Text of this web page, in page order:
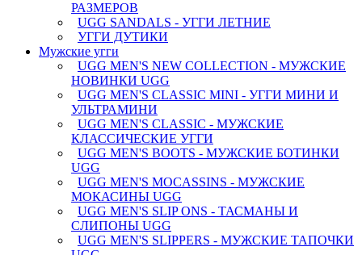
РАЗМЕРОВ
UGG SANDALS - УГГИ ЛЕТНИЕ
УГГИ ДУТИКИ
Мужские угги
UGG MEN'S NEW COLLECTION - МУЖСКИЕ
НОВИНКИ UGG
UGG MEN'S CLASSIC MINI - УГГИ МИНИ И
УЛЬТРАМИНИ
UGG MEN'S CLASSIC - МУЖСКИЕ
КЛАССИЧЕСКИЕ УГГИ
UGG MEN'S BOOTS - МУЖСКИЕ БОТИНКИ
UGG
UGG MEN'S MOCASSINS - МУЖСКИЕ
МОКАСИНЫ UGG
UGG MEN'S SLIP ONS - ТАСМАНЫ И
СЛИПОНЫ UGG
UGG MEN'S SLIPPERS - МУЖСКИЕ ТАПОЧКИ